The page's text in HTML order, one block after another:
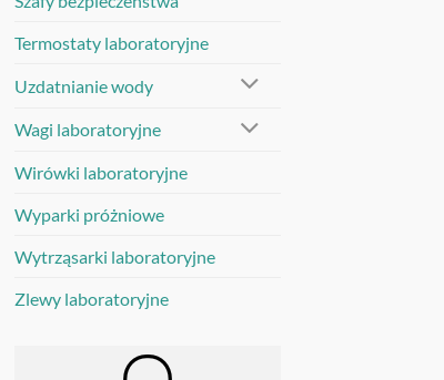
Termostaty laboratoryjne
Uzdatnianie wody
Wagi laboratoryjne
Wirówki laboratoryjne
Wyparki próżniowe
Wytrząsarki laboratoryjne
Zlewy laboratoryjne